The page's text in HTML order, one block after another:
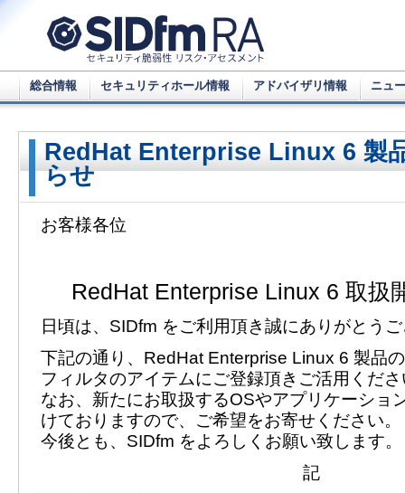
総合情報 セキュリティホール情報 アドバイザリ情報 ニュ
RedHat Enterprise Linux 6 製
らせ
お客様各位
RedHat Enterprise Linux 6 取扱
日頃は、SIDfm をご利用頂き誠にありがとう
下記の通り、RedHat Enterprise Linux 6 製品
フィルタのアイテムにご登録頂きご活用くだ
なお、新たにお取扱するOSやアプリケーショ
けておりますので、ご希望をお寄せください。
今後とも、SIDfm をよろしくお願い致します。
記